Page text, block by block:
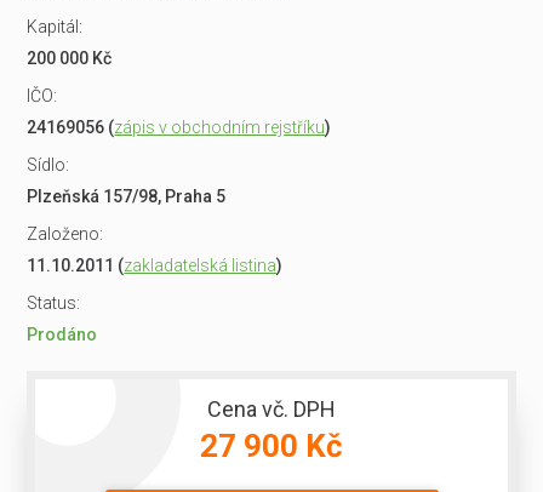
Kapitál:
200 000 Kč
IČO:
24169056 (zápis v obchodním rejstříku)
Sídlo:
Plzeňská 157/98, Praha 5
Založeno:
11.10.2011 (zakladatelská listina)
Status:
Prodáno
Cena vč. DPH
27 900 Kč